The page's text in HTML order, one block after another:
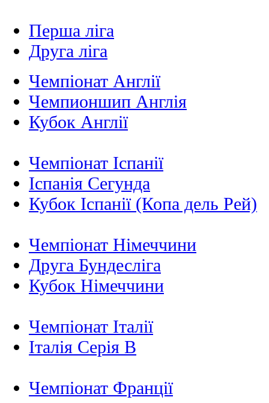
Перша ліга
Друга ліга
Чемпіонат Англії
Чемпионшип Англія
Кубок Англії
Чемпіонат Іспанії
Іспанія Сегунда
Кубок Іспанії (Копа дель Рей)
Чемпіонат Німеччини
Друга Бундесліга
Кубок Німеччини
Чемпіонат Італії
Італія Серія B
Чемпіонат Франції